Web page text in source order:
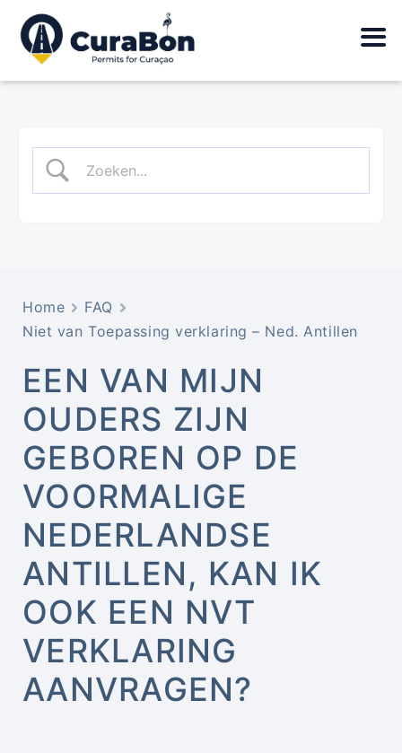
Home
FAQ
Niet van Toepassing verklaring – Ned. Antillen
EEN VAN MIJN
OUDERS ZIJN
GEBOREN OP DE
VOORMALIGE
NEDERLANDSE
ANTILLEN, KAN IK
OOK EEN NVT
VERKLARING
AANVRAGEN?